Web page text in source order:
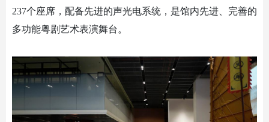
237个座席，配备先进的声光电系统，是馆内先进、完善的
多功能粤剧艺术表演舞台。